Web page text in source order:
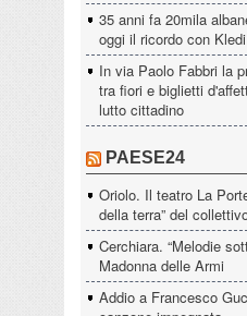
35 anni fa 20mila
oggi il ricordo con
In via Paolo Fabbri la
tra fiori e biglietti
lutto cittadino
PAESE24
Oriolo. Il teatro La
della terra” del
Cerchiara. “Melodie
Madonna delle Armi
Addio a Francesco